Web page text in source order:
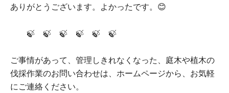
ありがとうございます。よかったです。😊
🍃 🍃 🍃 🍃 🍃 🍃
ご事情があって、管理しきれなくなった、庭木や植木の
伐採作業のお問い合わせは、ホームページから、お気軽
にご連絡ください。